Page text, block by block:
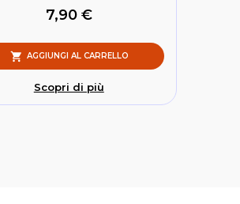
7,90 €
AGGIUNGI AL CARRELLO
Scopri di più